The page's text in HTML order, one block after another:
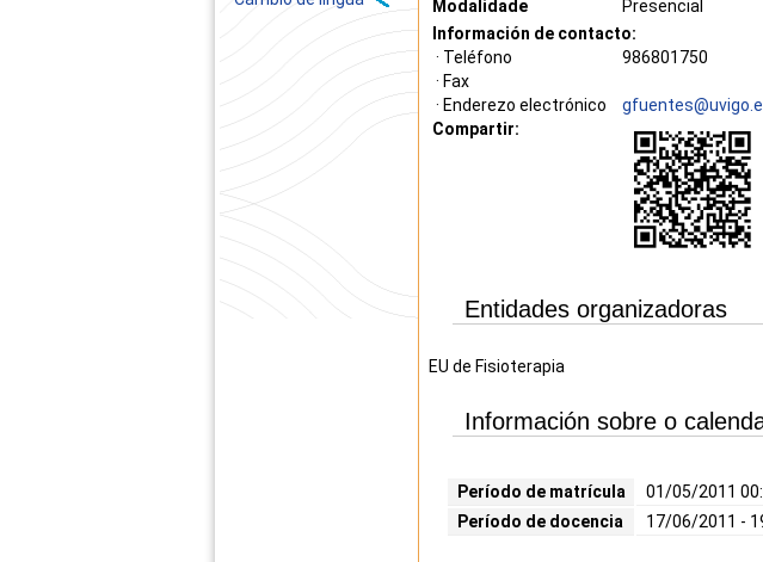
Modalidade
Presencial
Información de contacto:
· Teléfono
986801750
· Fax
· Enderezo electrónico
Compartir:
Entidades organizadoras
EU de Fisioterapia
Información sobre o
Período de matrícula
01/05/2011
Período de docencia
17/06/2011 -